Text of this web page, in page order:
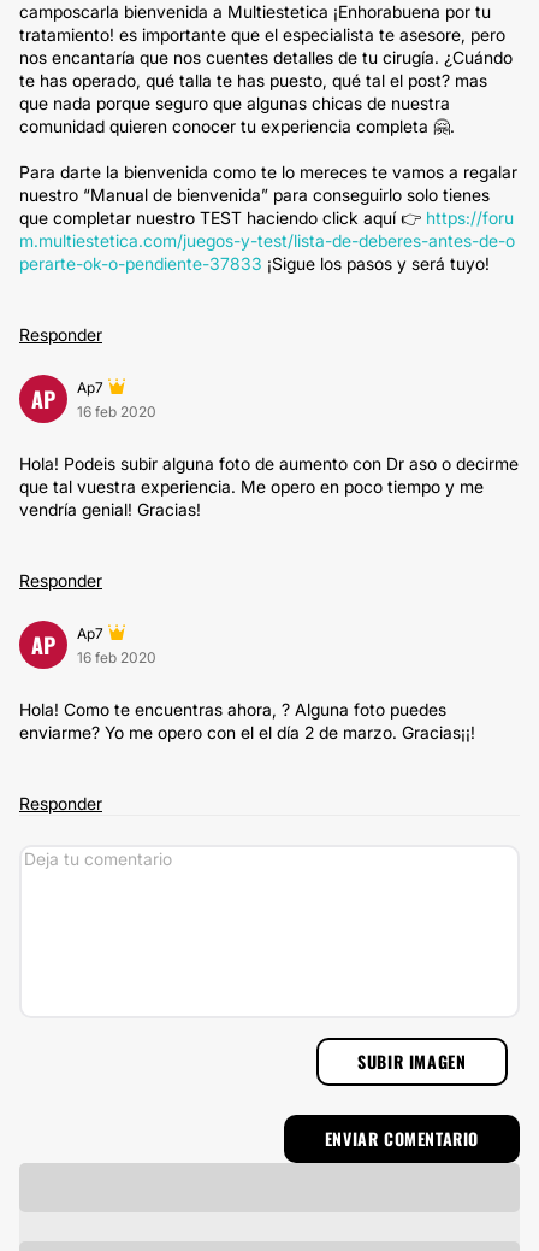
camposcarla bienvenida a Multiestetica ¡Enhorabuena por tu
tratamiento! es importante que el especialista te asesore, pero
nos encantaría que nos cuentes detalles de tu cirugía. ¿Cuándo
te has operado, qué talla te has puesto, qué tal el post? mas
que nada porque seguro que algunas chicas de nuestra
comunidad quieren conocer tu experiencia completa 🤗.
Para darte la bienvenida como te lo mereces te vamos a regalar
nuestro “Manual de bienvenida” para conseguirlo solo tienes
que completar nuestro TEST haciendo click aquí 👉 https://foru
m.multiestetica.com/juegos-y-test/lista-de-deberes-antes-de-o
perarte-ok-o-pendiente-37833 ¡Sigue los pasos y será tuyo!
Responder
AP
Ap7
16 feb 2020
Hola! Podeis subir alguna foto de aumento con Dr aso o decirme
que tal vuestra experiencia. Me opero en poco tiempo y me
vendría genial! Gracias!
Responder
AP
Ap7
16 feb 2020
Hola! Como te encuentras ahora, ? Alguna foto puedes
enviarme? Yo me opero con el el día 2 de marzo. Gracias¡¡!
Responder
SUBIR IMAGEN